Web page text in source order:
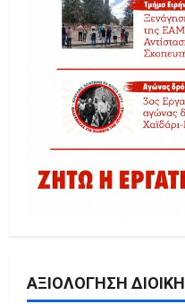
ΑΞΙΟΛΌΓΗΣΗ